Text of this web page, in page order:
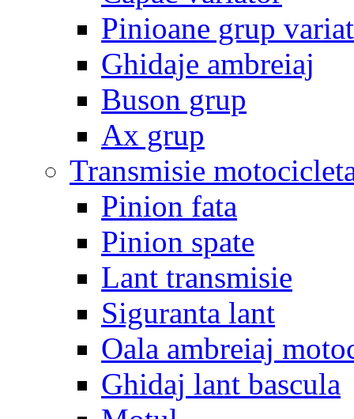
Pinioane grup
Ghidaje ambreiaj
Buson grup
Ax grup
Transmisie
Pinion fata
Pinion spate
Lant transmisie
Siguranta lant
Oala ambreiaj
Ghidaj lant bascula